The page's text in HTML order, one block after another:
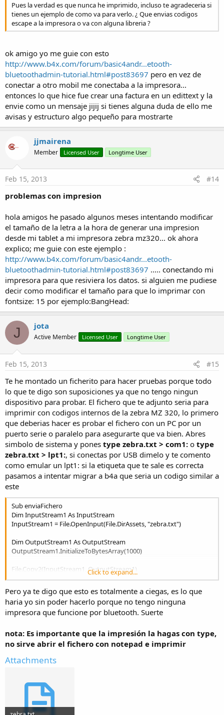
Pues la verdad es que nunca he imprimido, incluso te agradeceria si
tienes un ejemplo de como va para verlo. ¿ Que envias codigos
escape a la impresora o va con alguna libreria ?
ok amigo yo me guie con esto
http://www.b4x.com/forum/basic4andr...etooth-
bluetoothadmin-tutorial.html#post83697 pero en vez de
conectar a otro mobil me conectaba a la impresora...
entonces lo que hice fue crear una factura en un edittext y la
envie como un mensaje jijij si tienes alguna duda de ello me
avisas y estructuro algo pequeño para mostrarte
jjmairena
Member Licensed User Longtime User
Feb 15, 2013 #14
problemas con impresion
hola amigos he pasado algunos meses intentando modificar
el tamaño de la letra a la hora de generar una impresion
desde mi tablet a mi impresora zebra mz320... ok ahora
explico; me guie con este ejemplo :
http://www.b4x.com/forum/basic4andr...etooth-
bluetoothadmin-tutorial.html#post83697 ..... conectando mi
impresora para que resiviera los datos. si alguien me pudiese
decir como modificar el tamaño para que lo imprimar con
fontsize: 15 por ejemplo:BangHead:
J jota
Active Member Licensed User Longtime User
Feb 15, 2013 #15
Te he montado un ficherito para hacer pruebas porque todo
lo que te digo son suposiciones ya que no tengo ningun
dispositivo para probar. El fichero que te adjunto seria para
imprimir con codigos internos de la zebra MZ 320, lo primero
que deberias hacer es probar el fichero con un PC por un
puerto serie o paralelo para asegurarte que va bien. Abres
simbolo de sistema y pones type zebra.txt > com1: o type
zebra.txt > lpt1:, si conectas por USB dimelo y te comento
como emular un lpt1: si la etiqueta que te sale es correcta
pasamos a intentar migrar a b4a que seria un codigo similar a
este
Sub enviaFichero
Dim InputStream1 As InputStream
InputStream1 = File.OpenInput(File.DirAssets, "zebra.txt")
Dim OutputStream1 As OutputStream
OutputStream1.InitializeToBytesArray(1000)
File.Copy2(InputStream1, OutputStream1)
Dim Buffer() As Byte
Buffer = OutputStream1.ToBytesArray
AStream.Write(Buffer)
End Sub
Click to expand...
Pero ya te digo que esto es totalmente a ciegas, es lo que
haria yo sin poder hacerlo porque no tengo ninguna
impresora que funcione por bluetooth. Suerte
nota: Es importante que la impresión la hagas con type,
no sirve abrir el fichero con notepad e imprimir
Attachments